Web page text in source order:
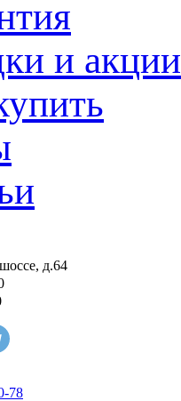
и акции
д.64
78